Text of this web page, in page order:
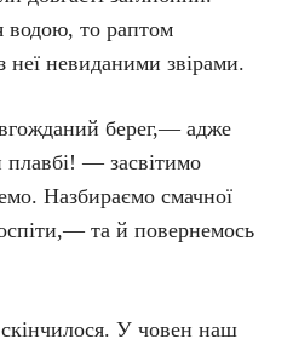
водою, то раптом
неї невиданими звірами.
берег,— адже
— засвітимо
Назбираємо смачної
та й повернемось
У човен наш